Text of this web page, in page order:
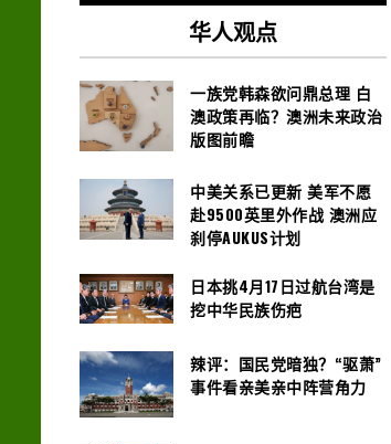
华人观点
一族党韩森欲问鼎总理 白
澳政策再临？澳洲未来政治
版图前瞻
中美关系已更新 美军不愿
赴9500英里外作战 澳洲应
刹停AUKUS计划
日本挑4月17日过航台湾是
挖中华民族伤疤
辣评：国民党暗独？“驱萧”
事件看亲美亲中阵营角力